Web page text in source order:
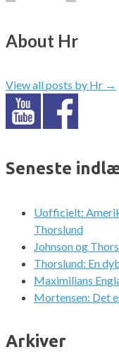
About Hr
View all posts by Hr →
Seneste
Uofficielt:
Thorslund
Johnson og
Thorslund: En
Maximilians
Mortensen: Det
Arkiver